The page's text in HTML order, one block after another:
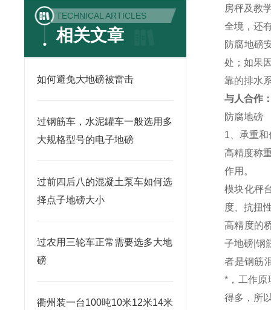
TECHNICAL ARTICLES
相关文章
如何避免大地磅被雷击
过钢筋车，水泥罐车一般选用多
大规格型号的电子地磅
过前四后八的混凝土泵车如何选
择点子地磅大小
过农用三轮车正常需要选多大地
磅
衢州装一台100吨10米12米14米
房秤及教
全境，还
防腐地磅
处；如果
靠的排水
与人合作
防腐地磅
1、承重
高精度称
作用。
模块化秤
度、抗扭
高精度的
子地磅|钢
者是钢筋
*，工作原
得多，所